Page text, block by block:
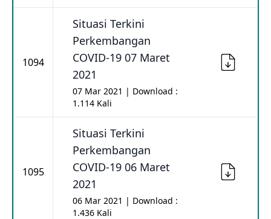
1094
Situasi Terkini
Perkembangan
COVID-19 07 Maret
2021
07 Mar 2021 | Download :
1.114 Kali
1095
Situasi Terkini
Perkembangan
COVID-19 06 Maret
2021
06 Mar 2021 | Download :
1.436 Kali